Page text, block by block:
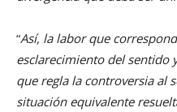
“Así, la labor que
esclarecimiento del sentido
que regla la controversia al
situación equivalente